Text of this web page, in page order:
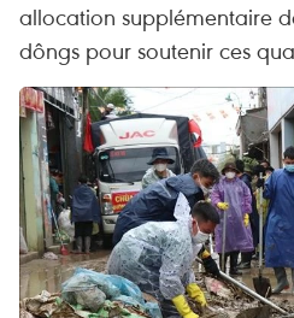
allocation supplémentaire
dôngs pour soutenir ces